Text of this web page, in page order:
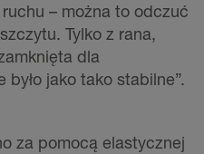
– można to odczuć
Tylko z rana,
dla
jako tako stabilne”.
za pomocą elastycznej